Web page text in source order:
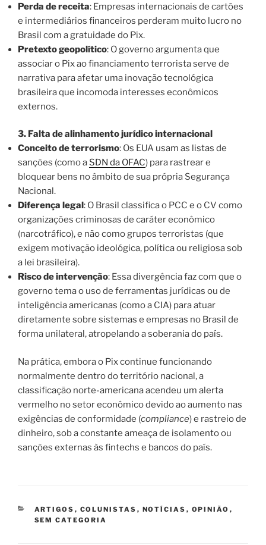
Perda de receita: Empresas internacionais de cartões
e intermediários financeiros perderam muito lucro no
Brasil com a gratuidade do Pix.
Pretexto geopolítico: O governo argumenta que
associar o Pix ao financiamento terrorista serve de
narrativa para afetar uma inovação tecnológica
brasileira que incomoda interesses econômicos
externos.
3. Falta de alinhamento jurídico internacional
Conceito de terrorismo: Os EUA usam as listas de
sanções (como a SDN da OFAC) para rastrear e
bloquear bens no âmbito de sua própria Segurança
Nacional.
Diferença legal: O Brasil classifica o PCC e o CV como
organizações criminosas de caráter econômico
(narcotráfico), e não como grupos terroristas (que
exigem motivação ideológica, política ou religiosa sob
a lei brasileira).
Risco de intervenção: Essa divergência faz com que o
governo tema o uso de ferramentas jurídicas ou de
inteligência americanas (como a CIA) para atuar
diretamente sobre sistemas e empresas no Brasil de
forma unilateral, atropelando a soberania do país.
Na prática, embora o Pix continue funcionando
normalmente dentro do território nacional, a
classificação norte-americana acendeu um alerta
vermelho no setor econômico devido ao aumento nas
exigências de conformidade (compliance) e rastreio de
dinheiro, sob a constante ameaça de isolamento ou
sanções externas às fintechs e bancos do país.
CATEGORIAS
ARTIGOS , COLUNISTAS , NOTÍCIAS , OPINIÃO ,
SEM CATEGORIA